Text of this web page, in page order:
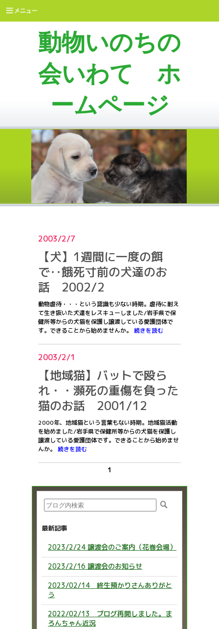
動物いのちの
会いわて ホ
ームページ
2003/2/7
【犬】1週間に一度の餌
で‥餓死寸前の犬達のお
話 2002/2
動物虐待・・・という認識も少ない時期。虐待に耐え
て生き抜いた犬達をレスキューしました/岩手県で保
健所等からの犬猫を保護し譲渡している愛護団体で
す。できることから始めませんか。 続きを読む
2003/2/1
【地域猫】バットで殴ら
れ・・瀕死の重傷を負った
猫のお話 2001/12
2000年、地域猫という言葉もない時期。地域猫活動
を始めました/岩手県で保健所等からの犬猫を保護し
譲渡している愛護団体です。できることから始めませ
んか。 続きを読む
1
最新記事
2023/2/24 譲渡会のご案内（花巻会場）
2023/2/16 譲渡会のお知らせ
2023/02/14 終生預かりさんありがと
う
2022/02/13 ブログ再開しました。ま
ろんちゃん近況